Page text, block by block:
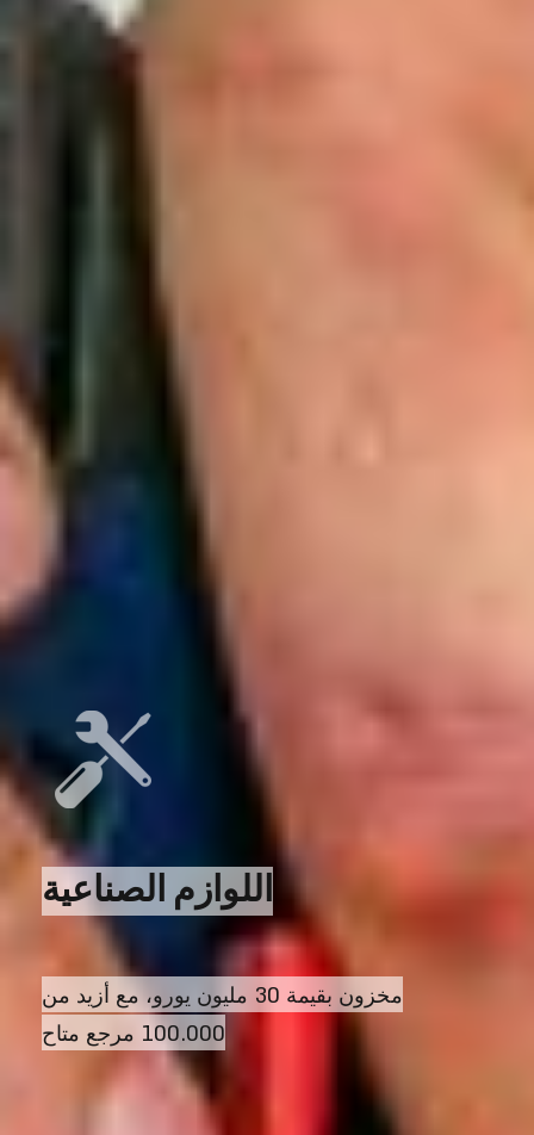
اللوازم الصناعية
مخزون بقيمة 30 مليون يورو، مع أزيد من
100.000 مرجع متاح